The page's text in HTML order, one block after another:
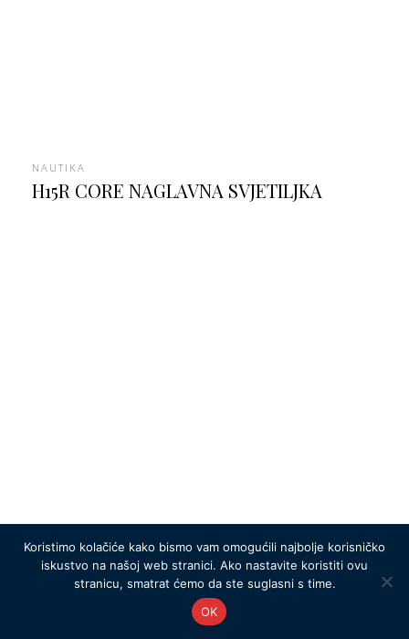
NAUTIKA
H15R CORE NAGLAVNA SVJETILJKA
Koristimo kolačiće kako bismo vam omogućili najbolje korisničko
iskustvo na našoj web stranici. Ako nastavite koristiti ovu
stranicu, smatrat ćemo da ste suglasni s time.
OK